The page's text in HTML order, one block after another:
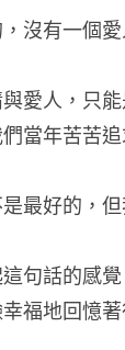
沒有一個
愛人，只
當年苦苦
最好的，但
句話的感
福地回憶